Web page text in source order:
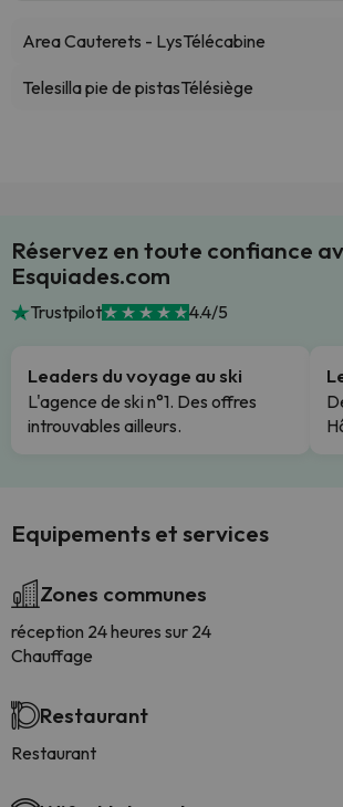
Area Cauterets - LysTélécabine
Telesilla pie de pistasTélésiège
Réservez en toute confiance
Esquiades.com
Trustpilot 4.4/5
Leaders du voyage au ski
L'agence de ski n°1. Des offres
introuvables ailleurs.
Equipements et services
Zones communes
réception 24 heures sur 24
Chauffage
Restaurant
Restaurant